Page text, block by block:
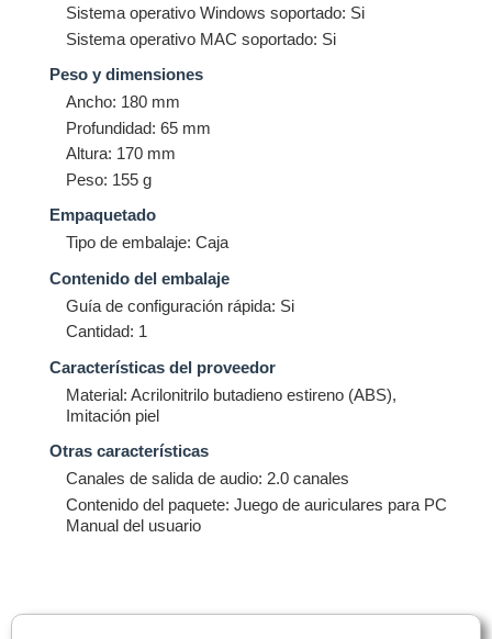
Sistema operativo Windows soportado: Si
Sistema operativo MAC soportado: Si
Peso y dimensiones
Ancho: 180 mm
Profundidad: 65 mm
Altura: 170 mm
Peso: 155 g
Empaquetado
Tipo de embalaje: Caja
Contenido del embalaje
Guía de configuración rápida: Si
Cantidad: 1
Características del proveedor
Material: Acrilonitrilo butadieno estireno (ABS),
Imitación piel
Otras características
Canales de salida de audio: 2.0 canales
Contenido del paquete: Juego de auriculares para PC
Manual del usuario